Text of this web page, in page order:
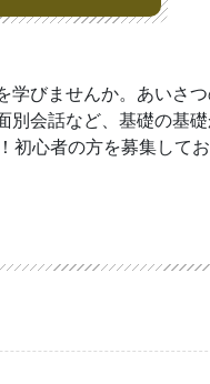
学びませんか。あいさ
別会話など、基礎の基
心者の方を募集してお